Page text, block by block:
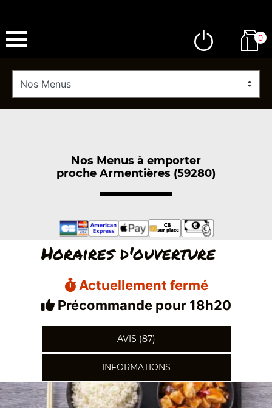
0
Nos Menus à emporter
proche Armentières (59280)
Horaires d'ouverture
Actuellement fermé
Précommande pour 18h20
AVIS (87)
INFORMATIONS